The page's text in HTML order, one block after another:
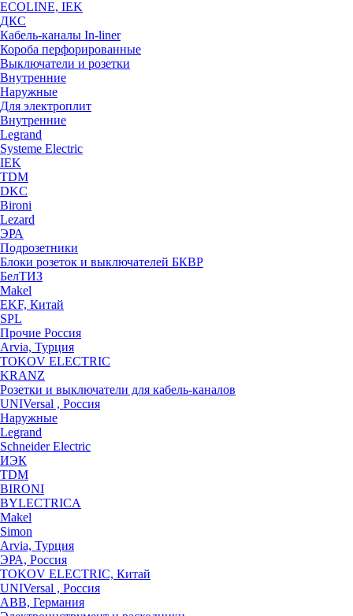
ECOLINE, IEK
ДКС
Кабель-каналы In-liner
Короба перфорированные
Выключатели и розетки
Внутренние
Наружные
Для электроплит
Внутренние
Legrand
Systeme Electric
IEK
TDM
DKC
Bironi
Lezard
ЭРА
Подрозетники
Блоки розеток и выключателей БКВР
БелТИЗ
Makel
EKF, Китай
SPL
Прочие Россия
Arvia, Турция
TOKOV ELECTRIC
KRANZ
Розетки и выключатели для кабель-каналов
UNIVersal , Россия
Наружные
Legrand
Schneider Electric
ИЭК
TDM
BIRONI
BYLECTRICA
Makel
Simon
Arvia, Турция
ЭРА, Россия
TOKOV ELECTRIC, Китай
UNIVersal , Россия
ABB, Германия